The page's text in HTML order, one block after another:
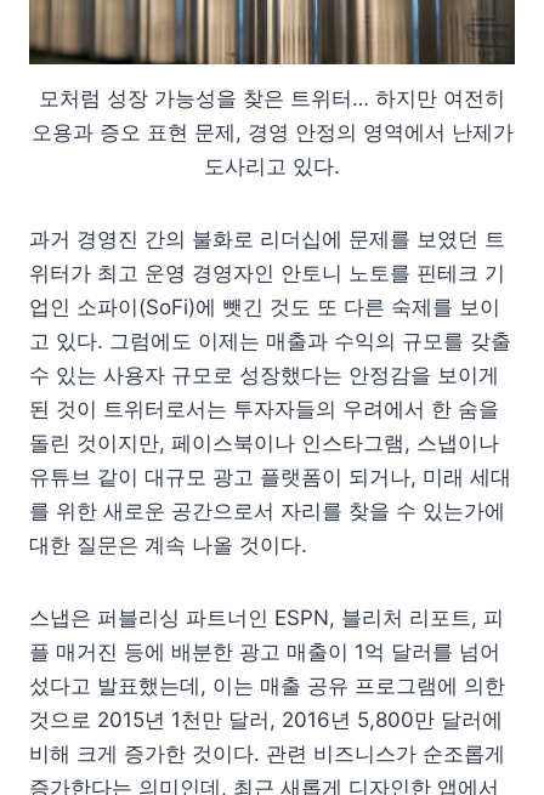
모처럼 성장 가능성을 찾은 트위터… 하지만 여전히
오용과 증오 표현 문제, 경영 안정의 영역에서 난제가
도사리고 있다.
과거 경영진 간의 불화로 리더십에 문제를 보였던 트
위터가 최고 운영 경영자인 안토니 노토를 핀테크 기
업인 소파이(SoFi)에 뺏긴 것도 또 다른 숙제를 보이
고 있다. 그럼에도 이제는 매출과 수익의 규모를 갖출
수 있는 사용자 규모로 성장했다는 안정감을 보이게
된 것이 트위터로서는 투자자들의 우려에서 한 숨을
돌린 것이지만, 페이스북이나 인스타그램, 스냅이나
유튜브 같이 대규모 광고 플랫폼이 되거나, 미래 세대
를 위한 새로운 공간으로서 자리를 찾을 수 있는가에
대한 질문은 계속 나올 것이다.
스냅은 퍼블리싱 파트너인 ESPN, 블리처 리포트, 피
플 매거진 등에 배분한 광고 매출이 1억 달러를 넘어
섰다고 발표했는데, 이는 매출 공유 프로그램에 의한
것으로 2015년 1천만 달러, 2016년 5,800만 달러에
비해 크게 증가한 것이다. 관련 비즈니스가 순조롭게
증가한다는 의미인데, 최근 새롭게 디자인한 앱에서